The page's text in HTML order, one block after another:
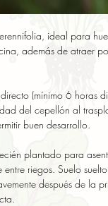
ideal para
además de atraer
(mínimo 6 horas
del cepellón al
buen desarrollo.
plantado para
riegos. Suelo
después de la